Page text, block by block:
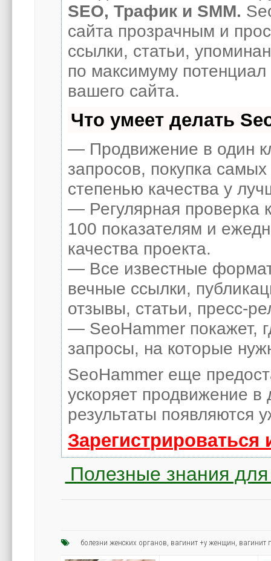
SEO, Трафик и SMM.
сайта прозрачным и
ссылки, статьи,
по максимуму
вашего сайта.
Что умеет делать
— Продвижение в один
запросов, покупка
степенью качества у
— Регулярная проверка
100 показателям и
качества проекта.
— Все известные
вечные ссылки,
отзывы, статьи, пресс-
— SeoHammer покажет,
запросы, на которые
SeoHammer еще
ускоряет продвижение в
результаты появляются
Полезные знания
болезни женских органов, вагинит +у женщин, вагинит